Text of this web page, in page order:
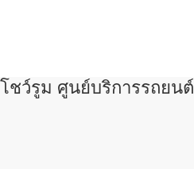
โชว์รูม ศูนย์บริการรถยนต์